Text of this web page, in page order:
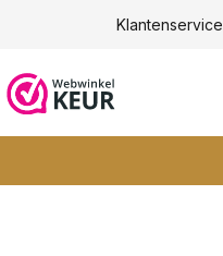
ruim 600+ wandkleden
Klantenservice